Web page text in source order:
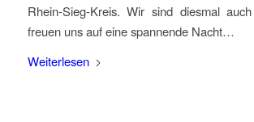
Rhein-Sieg-Kreis. Wir sind diesmal
freuen uns auf eine spannende Nacht…
Weiterlesen